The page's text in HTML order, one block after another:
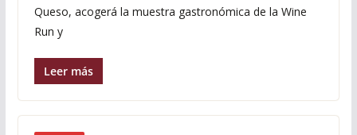
Queso, acogerá la muestra gastronómica de la Wine
Run y
Leer más